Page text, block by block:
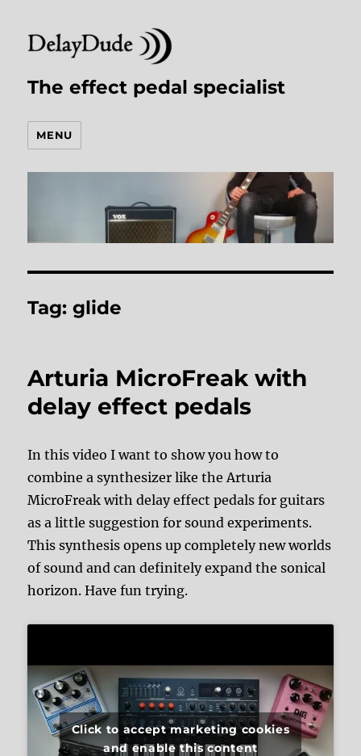
The effect pedal specialist
MENU
Tag:glide
Arturia MicroFreak with
delay effect pedals
In this video I want to show you how to
combine a synthesizer like the Arturia
MicroFreak with delay effect pedals for guitars
as a little suggestion for sound experiments.
This synthesis opens up completely new worlds
of sound and can definitely expand the sonical
horizon. Have fun trying.
Click to accept marketing cookies
and enable this content